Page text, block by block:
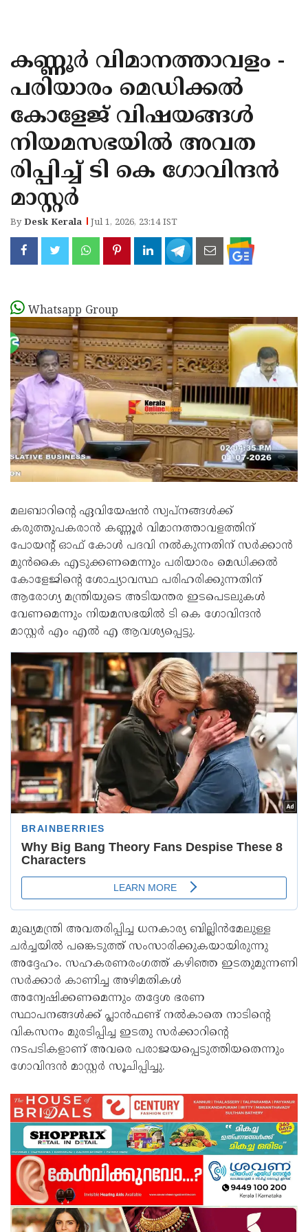
KANNUR
KASARAGOD
കണ്ണൂർ വിമാനത്താവളം -
പരിയാരം മെഡിക്കൽ
കോളേജ് വിഷയങ്ങൾ
നിയമസഭയിൽ അവത
രിപ്പിച്ച് ടി കെ ഗോവിന്ദൻ
മാസ്റ്റർ
ByDesk Kerala Jul 1, 2026, 23:14 IST
Whatsapp Group
മലബാറിന്റെ ഏവിയേഷൻ സ്വപ്നങ്ങൾക്ക്
കരുത്തുപകരാൻ കണ്ണൂർ വിമാനത്താവളത്തിന്
പോയന്റ് ഓഫ് കോൾ പദവി നൽകുന്നതിന് സർക്കാൻ
മുൻകൈ എടുക്കണമെന്നും പരിയാരം മെഡിക്കൽ
കോളേജിന്റെ ശോച്യാവസ്ഥ പരിഹരിക്കുന്നതിന്
ആരോഗ്യ മന്ത്രിയുടെ അടിയന്തര ഇടപെടലുകൾ
വേണമെന്നും നിയമസഭയിൽ ടി കെ ഗോവിന്ദൻ
മാസ്റ്റർ എം എൽ എ ആവശ്യപ്പെട്ടു.
മുഖ്യമന്ത്രി അവതരിപ്പിച്ച ധനകാര്യ ബില്ലിൻമേലുള്ള
ചർച്ചയിൽ പങ്കെടുത്ത് സംസാരിക്കുകയായിരുന്നു
അദ്ദേഹം. സഹകരണരംഗത്ത് കഴിഞ്ഞ ഇടതുമുന്നണി
സർക്കാർ കാണിച്ച അഴിമതികൾ
അന്വേഷിക്കണമെന്നും തദ്ദേശ ഭരണ
സ്ഥാപനങ്ങൾക്ക് പ്ലാൻഫണ്ട് നൽകാതെ നാടിന്റെ
വികസനം മുരടിപ്പിച്ച ഇടതു സർക്കാറിന്റെ
നടപടികളാണ് അവരെ പരാജയപ്പെടുത്തിയതെന്നും
ഗോവിന്ദൻ മാസ്റ്റർ സൂചിപ്പിച്ചു.